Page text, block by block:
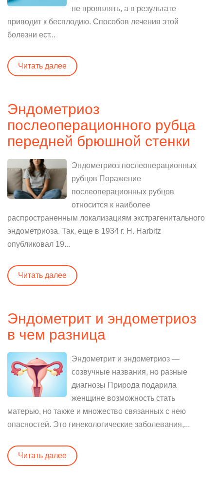
не проявлять, а в результате
приводит к бесплодию. Способов лечения этой
болезни ест...
Читать далее
Эндометриоз
послеоперационного рубца
передней брюшной стенки
Эндометриоз послеоперационных
рубцов Поражение
послеоперационных рубцов
относится к наиболее
распространенным локализациям экстрагенитального
эндометриоза. Так, еще в 1934 г. Н. Harbitz
опубликовал 19...
Читать далее
Эндометрит и эндометриоз
в чем разница
Эндометрит и эндометриоз —
созвучные названия, но разные
диагнозы Природа подарила
женщине возможность стать
матерью, но также и множество связанных с нею
опасностей. Это гинекологические заболевания,...
Читать далее